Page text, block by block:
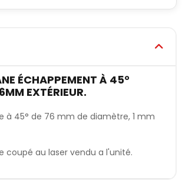
ÉCHAPPEMENT À 45°
EXTÉRIEUR.
à 45° de 76 mm de diamètre, 1 mm
coupé au laser vendu a l'unité.